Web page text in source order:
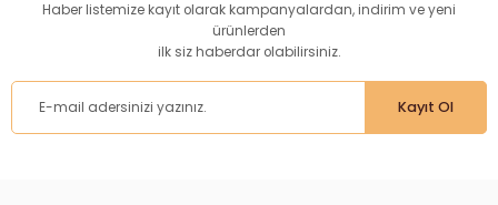
Haber listemize kayıt olarak kampanyalardan, indirim ve yeni
ürünlerden
ilk siz haberdar olabilirsiniz.
Kayıt Ol